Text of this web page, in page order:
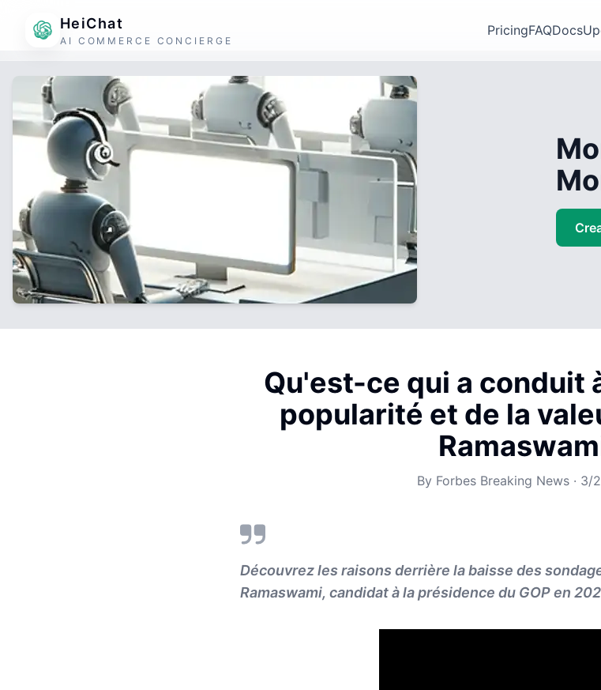
HeiChat
AI COMMERCE CONCIERGE
PricingFAQDocs
Qu'est-ce qui a conduit
popularité et de la
By Forbes Breaking News· 3/
Découvrez les raisons derrière la baisse des
Ramaswami, candidat à la présidence du GOP en